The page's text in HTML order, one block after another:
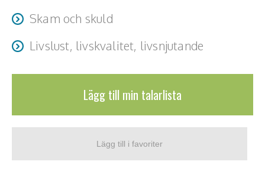
Skam och skuld
Livslust, livskvalitet, livsnjutande
Lägg till min talarlista